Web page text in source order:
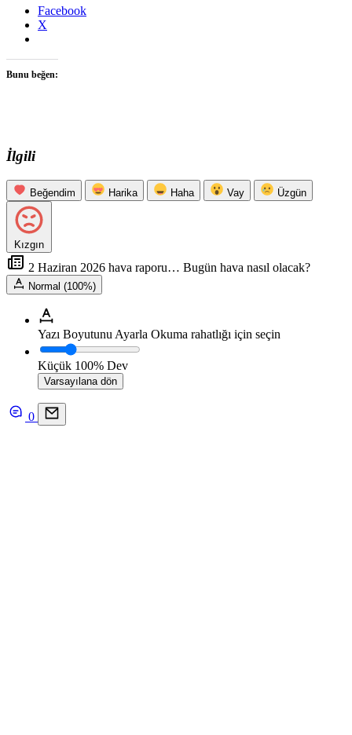
Facebook
X
Bunu beğen:
İlgili
Beğendim Harika Haha Vay Üzgün
Kızgın
2 Haziran 2026 hava raporu… Bugün hava nasıl olacak?
Normal (100%)
Yazı Boyutunu Ayarla Okuma rahatlığı için seçin
Küçük 100% Dev
Varsayılana dön
0